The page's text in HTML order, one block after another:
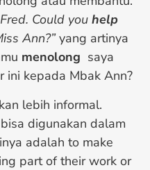
Could you help
Ann?”yang artinya
menolong saya
ini kepada Mbak Ann?
lebih informal.
digunakan dalam
adalah to make
part of their work or